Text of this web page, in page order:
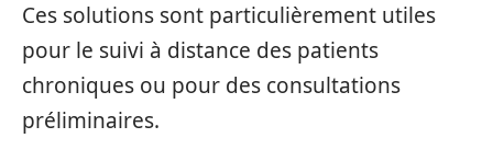
Ces solutions sont particulièrement utiles
pour le suivi à distance des patients
chroniques ou pour des consultations
préliminaires.